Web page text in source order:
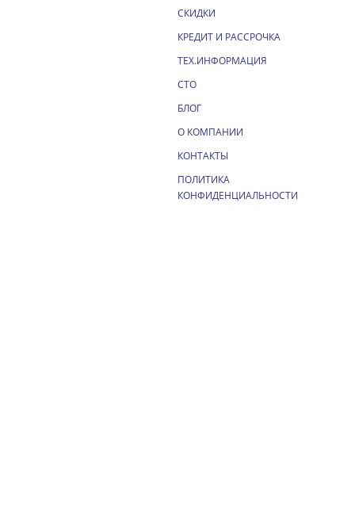
СКИДКИ
КРЕДИТ И РАССРОЧКА
ТЕХ.ИНФОРМАЦИЯ
СТО
БЛОГ
О КОМПАНИИ
КОНТАКТЫ
ПОЛИТИКА
КОНФИДЕНЦИАЛЬНОСТИ